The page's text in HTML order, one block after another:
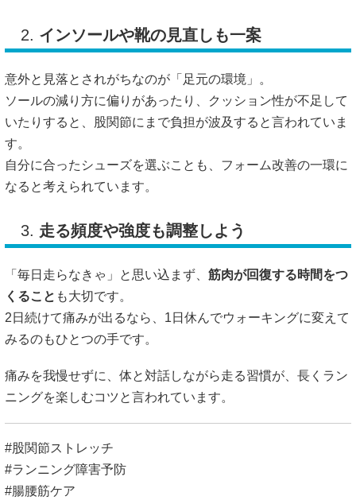
2. インソールや靴の見直しも一案
意外と見落とされがちなのが「足元の環境」。
ソールの減り方に偏りがあったり、クッション性が不足して
いたりすると、股関節にまで負担が波及すると言われていま
す。
自分に合ったシューズを選ぶことも、フォーム改善の一環に
なると考えられています。
3. 走る頻度や強度も調整しよう
「毎日走らなきゃ」と思い込まず、 筋肉が回復する時間をつ
くること も大切です。
2日続けて痛みが出るなら、1日休んでウォーキングに変えて
みるのもひとつの手です。
痛みを我慢せずに、体と対話しながら走る習慣が、長くラン
ニングを楽しむコツと言われています。
#股関節ストレッチ
#ランニング障害予防
#腸腰筋ケア